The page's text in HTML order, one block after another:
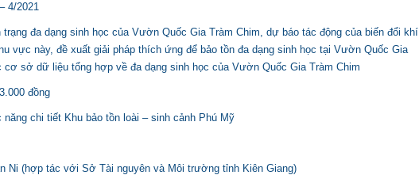
4/2021
trạng đa dạng sinh học của Vườn Quốc Gia Tràm Chim, dự báo tác động của biến đổi khí
vực này, đề xuất giải pháp thích ứng để bảo tồn đa dạng sinh học tại Vườn Quốc Gia
sở dữ liệu tổng hợp về đa dạng sinh học của Vườn Quốc Gia Tràm Chim
đồng
năng chi tiết Khu bảo tồn loài – sinh cảnh Phú Mỹ
Ni (hợp tác với Sở Tài nguyên và Môi trường tỉnh Kiên Giang)